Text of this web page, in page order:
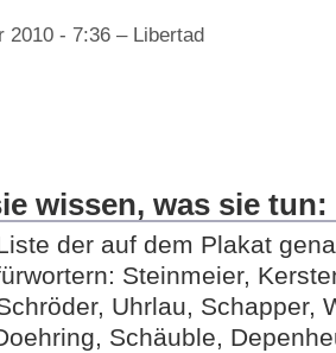
2010 - 7:36 – Libertad
wissen, was sie
der auf dem Plakat
Steinmeier,
Uhrlau, Schapper,
Schäuble,